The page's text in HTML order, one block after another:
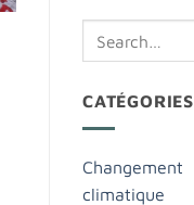
CATÉGORIES
Changement
climatique